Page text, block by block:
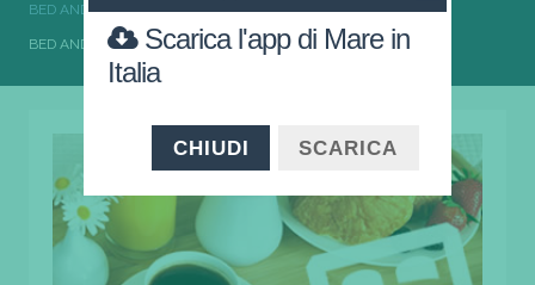
BED AND BREAKFAST EMILIA-ROMAGNA
BED AND BREAKFAST FORLI-CESENA
Scarica l'app di Mare in
Italia
CHIUDI SCARICA